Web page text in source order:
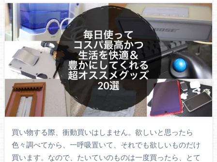
買い物する際、衝動買いはしません。欲しいと思ったら
色々調べてから、一呼吸置いて、それでも欲しいものだけ
買います。なので、たいていのものは一度買ったら、とて